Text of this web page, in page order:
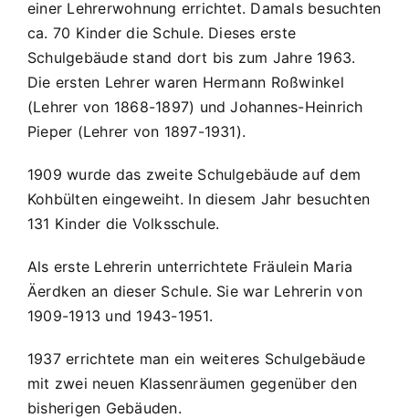
einer Lehrerwohnung errichtet. Damals besuchten
ca. 70 Kinder die Schule. Dieses erste
Schulgebäude stand dort bis zum Jahre 1963.
Die ersten Lehrer waren Hermann Roßwinkel
(Lehrer von 1868-1897) und Johannes-Heinrich
Pieper (Lehrer von 1897-1931).
1909 wurde das zweite Schulgebäude auf dem
Kohbülten eingeweiht. In diesem Jahr besuchten
131 Kinder die Volksschule.
Als erste Lehrerin unterrichtete Fräulein Maria
Äerdken an dieser Schule. Sie war Lehrerin von
1909-1913 und 1943-1951.
1937 errichtete man ein weiteres Schulgebäude
mit zwei neuen Klassenräumen gegenüber den
bisherigen Gebäuden.